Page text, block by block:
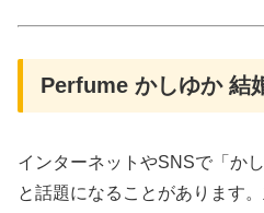
Perfume かしゆか 結
インターネットやSNSで「か
と話題になることがあります